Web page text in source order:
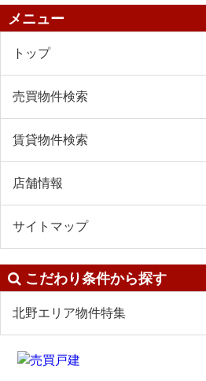
メニュー
トップ
売買物件検索
賃貸物件検索
店舗情報
サイトマップ
こだわり条件から探す
北野エリア物件特集